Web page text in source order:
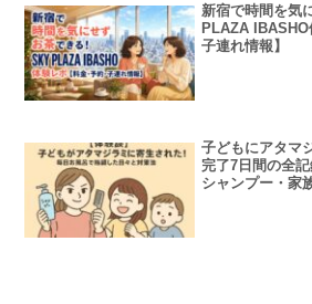
新宿で時間を気
PLAZA IBASHO
子連れ情報】
子どもにアタマ
完了7日間の全
シャンプー・家